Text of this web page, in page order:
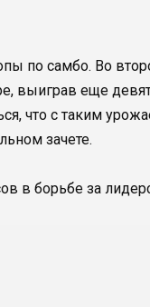
по самбо. Во
выиграв еще
что с таким
зачете.
в борьбе за